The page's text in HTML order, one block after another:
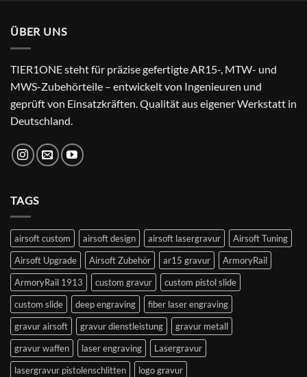
ÜBER UNS
TIER1ONE steht für präzise gefertigte AR15-, MTW- und
MWS-Zubehörteile – entwickelt von Ingenieuren und
geprüft von Einsatzkräften. Qualität aus eigener Werkstatt in
Deutschland.
TAGS
airsoft custom airsoft design airsoft lasergravur
Airsoft Tuning
Airsoft Upgrade
Airsoft Zubehör ar15 gravur
ArmoryRail
ArmoryRail 1913
custom gravur
custom pistol slide
custom slide
deep engraving
fiber laser engraving
gravur airsoft
gravur dienstleistung
gravur metall
gravur waffen
laser engraving
Lasergravur
lasergravur pistolenschlitten
logo gravur